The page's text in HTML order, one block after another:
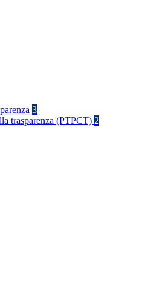
3
trasparenza (PTPCT) 2